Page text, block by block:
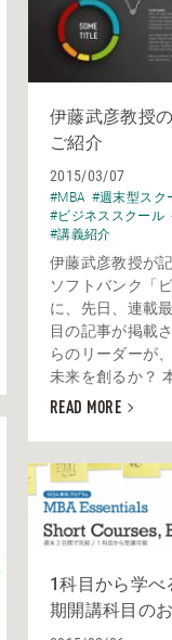
伊藤武彦教授
ご紹介
2015/03/07
#MBA #週末型スク
#ビジネススクール
#講義紹介
伊藤武彦教授が
ソフトバンク「
に、先日、連載
目の記事が掲載
らのリーダーが
未来を創るか？
READ MORE
1科目から学べ
期開講科目の